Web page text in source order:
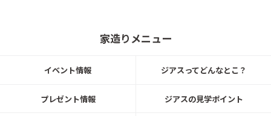
地登場！！
2026.6.26㈮～7.31㈮
家造りメニュー
イベント情報
プレゼント情報
ジアスってどんなとこ？
ジアスの見学ポイント